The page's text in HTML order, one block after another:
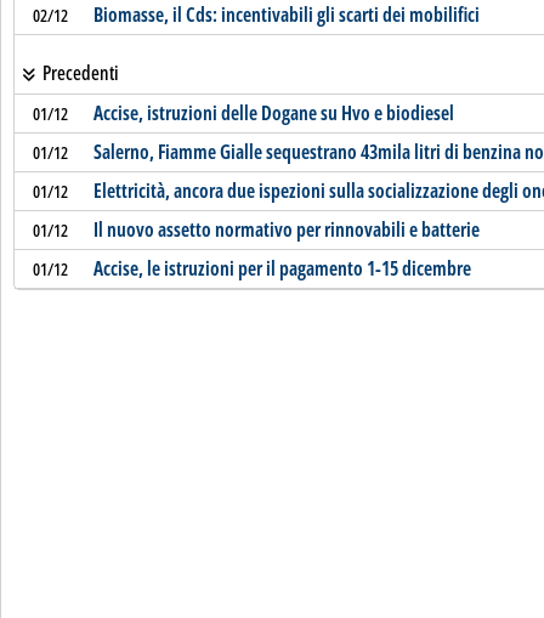
02/12 Biomasse, il Cds: incentivabili gli scarti dei mobilifici
Precedenti
01/12 Accise, istruzioni delle Dogane su Hvo e biodiesel
01/12 Salerno, Fiamme Gialle sequestrano 43mila litri di benzina
01/12 Elettricità, ancora due ispezioni sulla socializzazione degli
01/12 Il nuovo assetto normativo per rinnovabili e batterie
01/12 Accise, le istruzioni per il pagamento 1-15 dicembre